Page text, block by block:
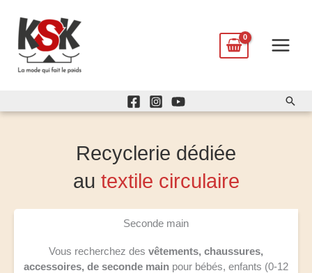
contenu
Recyclerie dédiée
au textile circulaire
Seconde main
Vous recherchez des vêtements, chaussures,
accessoires, de seconde main pour bébés, enfants (0-12